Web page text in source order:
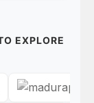
EXPLORE